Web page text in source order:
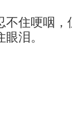
不住哽咽，
泪。